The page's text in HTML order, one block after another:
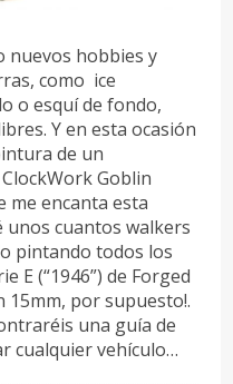
nuevos hobbies y
como ice
o esquí de fondo,
Y en esta ocasión
de un
Goblin
me encanta esta
unos cuantos walkers
pintando todos los
E (“1946”) de Forged
15mm, por supuesto!.
una guía de
cualquier vehículo…